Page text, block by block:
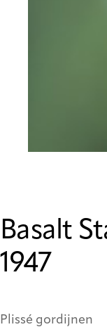
Basalt
1947
Plissé gordijnen